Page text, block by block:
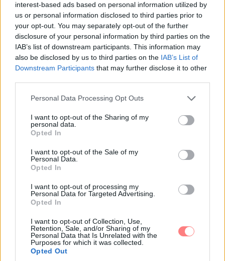
interest-based ads based on personal information utilized by
us or personal information disclosed to third parties prior to
your opt-out. You may separately opt-out of the further
disclosure of your personal information by third parties on the
IAB’s list of downstream participants. This information may
also be disclosed by us to third parties on the IAB’s List of
Downstream Participants that may further disclose it to other
Please note that this website/app uses one or more Google
not limited to your visit or usage behaviour. You may click to
grant or deny consent to Google and its third-party tags to
use your data for below specified purposes in below Google
consent section.
Personal Data Processing Opt Outs
I want to opt-out of the Sharing of my
personal data.
Opted In
I want to opt-out of the Sale of my
Personal Data.
Opted In
I want to opt-out of processing my
Personal Data for Targeted Advertising.
Opted In
I want to opt-out of Collection, Use,
Retention, Sale, and/or Sharing of my
Personal Data that Is Unrelated with the
Purposes for which it was collected.
Opted Out